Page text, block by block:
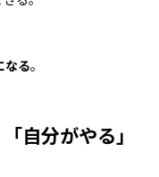
なる。
自分がやる」